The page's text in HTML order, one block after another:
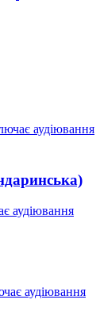
аудіювання
аудіювання
аудіювання